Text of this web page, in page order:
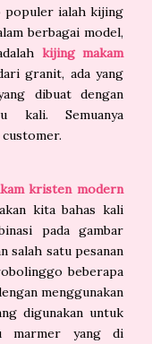
populer ialah kijing
berbagai model,
kijing makam
granit, ada yang
dibuat dengan
kali. Semuanya
kristen modern
kita bahas kali
pada gambar
salah satu pesanan
beberapa
menggunakan
digunakan untuk
marmer yang di